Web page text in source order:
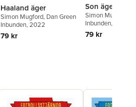
Haaland äger
Simon Mugford, Dan Green
Inbunden, 2022
79 kr
Son äger
Simon Mugford
Inbunden, 2025
79 kr